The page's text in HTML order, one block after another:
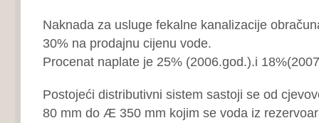
Naknada za usluge fekalne kanalizacije
30% na prodajnu cijenu vode.
Procenat naplate je 25% (2006.god.).i
Postojeći distributivni sistem sastoji se od
80 mm do Æ 350 mm kojim se voda iz